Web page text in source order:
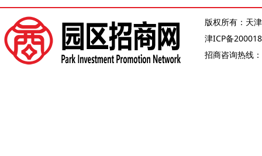
版权所有：天
津ICP备
招商咨询热线：